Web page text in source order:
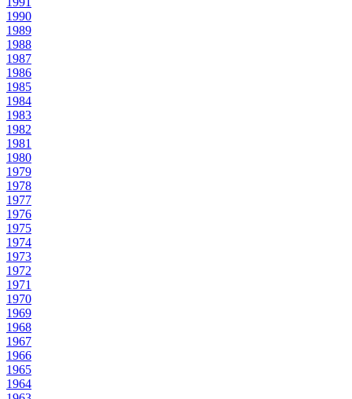
1990
1989
1988
1987
1986
1985
1984
1983
1982
1981
1980
1979
1978
1977
1976
1975
1974
1973
1972
1971
1970
1969
1968
1967
1966
1965
1964